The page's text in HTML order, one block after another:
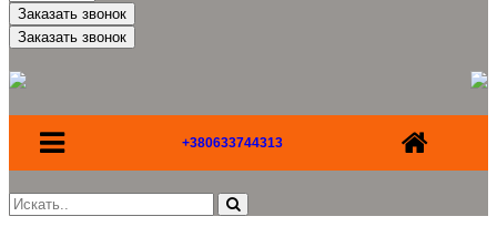
Заказать звонок
+380633744313